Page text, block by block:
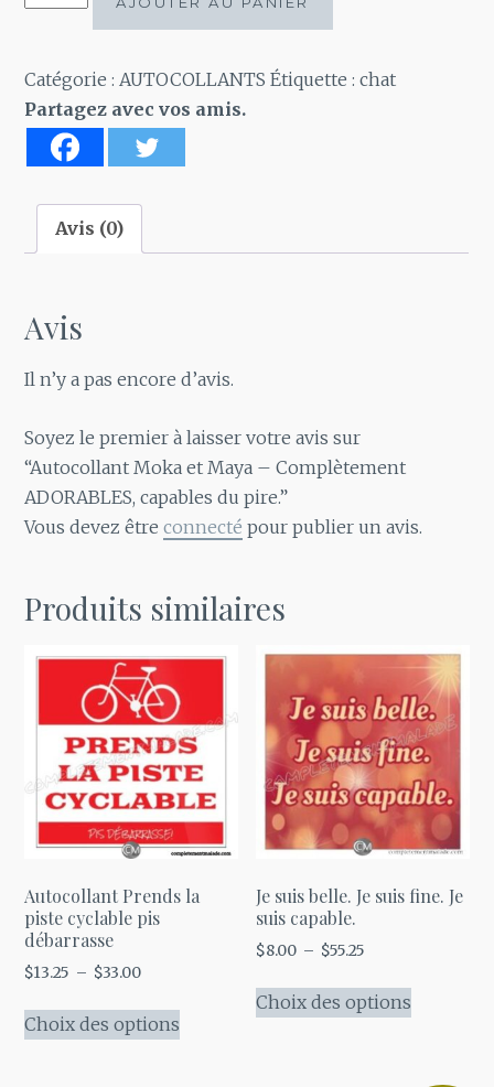
Moka
et
Maya
-
ADORABLES,
capables
pire.
Catégorie :AUTOCOLLANTS Étiquette :chat
Partagez avec vos amis.
Avis (0)
Avis
Il n’y a pas encore d’avis.
Soyez le premier à laisser votre avis sur
“Autocollant Moka et Maya – Complètement
ADORABLES, capables du pire.”
Vous devez êtreconnecté pour publier un avis.
Produits similaires
Autocollant Prends la
piste cyclable pis
débarrasse
$13.25 – $33.00Plage
prix :
Choix des options
Ce
produit
Je suis belle. Je suis fine. Je
suis capable.
$8.00 – $55.25
prix :
Choix des options
Ce
produit